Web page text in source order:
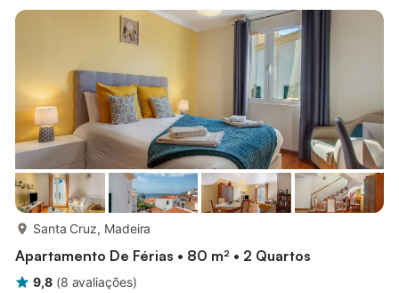
edifício onde o alojamento está localizado possui dois
elevadores. O aluguer de férias dispõe de uma varanda
Santa Cruz, Madeira
Apartamento De Férias • 80 m² • 2 Quartos
9,8 (8 avaliações)